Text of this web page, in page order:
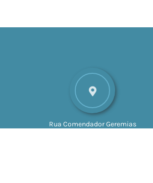
Rua Comendador Geremias